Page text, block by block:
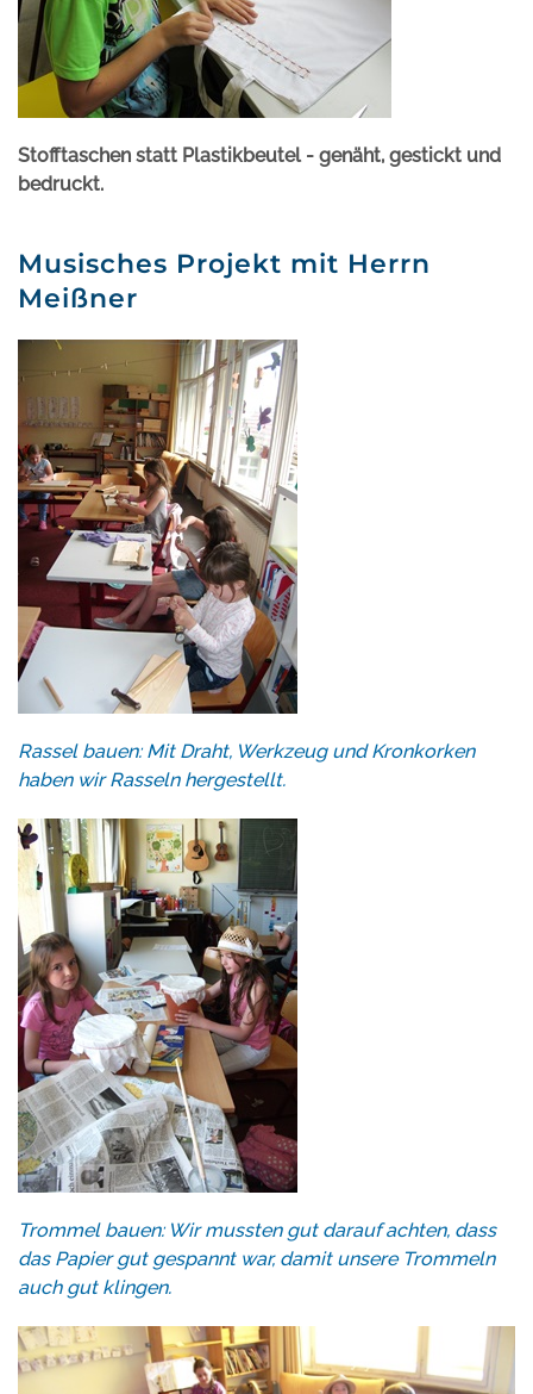
Stofftaschen statt Plastikbeutel - genäht, gestickt und
bedruckt.
Musisches Projekt mit Herrn
Meißner
Rassel bauen: Mit Draht, Werkzeug und Kronkorken
haben wir Rasseln hergestellt.
Trommel bauen: Wir mussten gut darauf achten, dass
das Papier gut gespannt war, damit unsere Trommeln
auch gut klingen.